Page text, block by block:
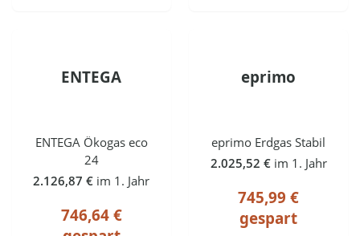
ENTEGA
ENTEGA Ökogas eco
24
2.126,87 € im 1. Jahr
746,64 €
eprimo
eprimo Erdgas Stabil
2.025,52 € im 1. Jahr
745,99 €
gespart